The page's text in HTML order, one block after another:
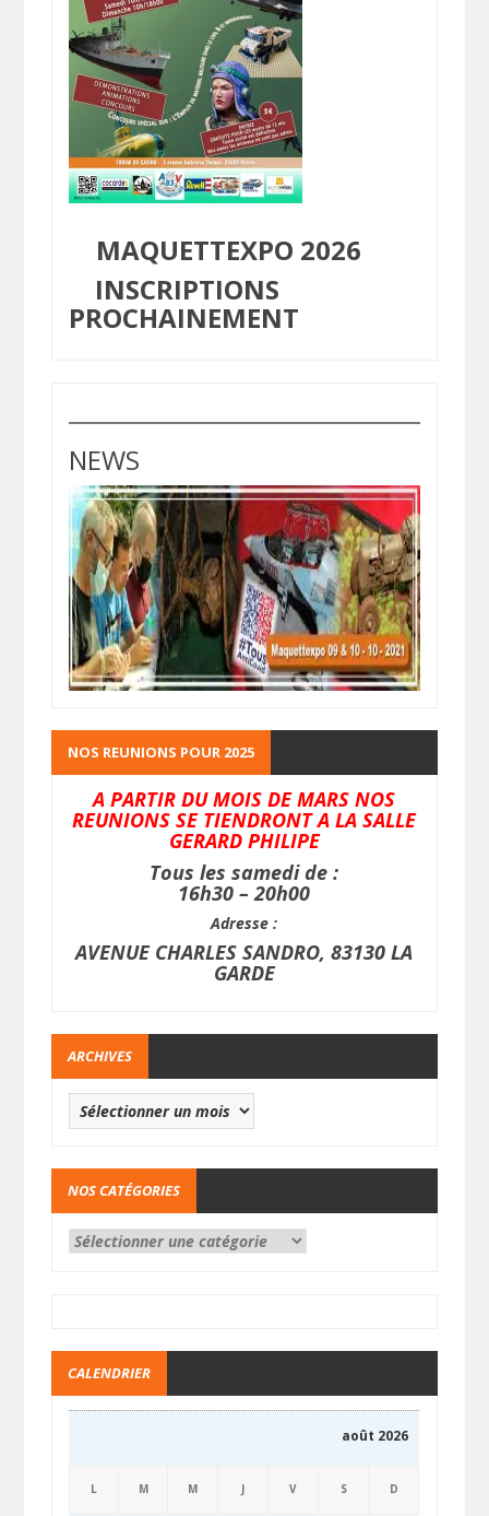
MAQUETTEXPO 2026
INSCRIPTIONS
PROCHAINEMENT
NEWS
NOS REUNIONS POUR 2025
A PARTIR DU MOIS DE MARS NOS
REUNIONS SE TIENDRONT A LA SALLE
GERARD PHILIPE
Tous les samedi de :
16h30 – 20h00
Adresse :
AVENUE CHARLES SANDRO, 83130 LA
GARDE
ARCHIVES
NOS CATÉGORIES
CALENDRIER
août 2026
L M M J V S D